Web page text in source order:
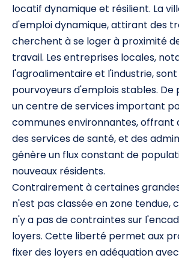
locatif dynamique et résilient. La
d'emploi dynamique, attirant des
cherchent à se loger à proximité
travail. Les entreprises locales,
l'agroalimentaire et l'industrie, sont
pourvoyeurs d'emplois stables. De
un centre de services important
communes environnantes, offrant
des services de santé, et des
génère un flux constant de
nouveaux résidents.
Contrairement à certaines
n'est pas classée en zone tendue,
n'y a pas de contraintes sur
loyers. Cette liberté permet aux
fixer des loyers en adéquation